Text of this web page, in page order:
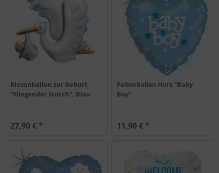
Riesenballon zur Geburt
"Fliegender Storch", Blau
27,90 € *
Folienballon Herz "Baby
Boy"
11,90 € *